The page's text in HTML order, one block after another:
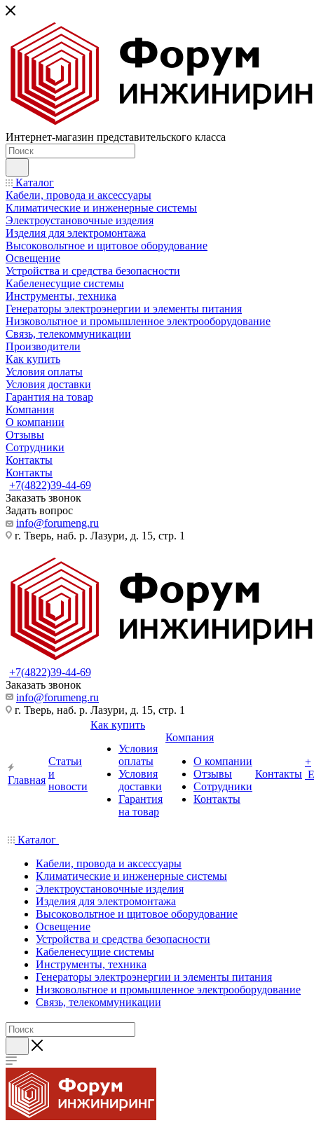
Интернет-магазин представительского класса
Каталог
Кабели, провода и аксессуары
Климатические и инженерные системы
Электроустановочные изделия
Изделия для электромонтажа
Высоковольтное и щитовое оборудование
Освещение
Устройства и средства безопасности
Кабеленесущие системы
Инструменты, техника
Генераторы электроэнергии и элементы питания
Низковольтное и промышленное электрооборудование
Связь, телекоммуникации
Производители
Как купить
Условия оплаты
Условия доставки
Гарантия на товар
Компания
О компании
Отзывы
Сотрудники
Контакты
Контакты
+7(4822)39-44-69
Заказать звонок
Задать вопрос
info@forumeng.ru
г. Тверь, наб. р. Лазури, д. 15, стр. 1
+7(4822)39-44-69
Заказать звонок
info@forumeng.ru
г. Тверь, наб. р. Лазури, д. 15, стр. 1
Главная
Статьи
и
новости
Как купить
Условия
оплаты
Условия
доставки
Гарантия
на товар
Компания
О компании
Отзывы
Сотрудники
Контакты
Контакты
+
Каталог
Кабели, провода и аксессуары
Климатические и инженерные системы
Электроустановочные изделия
Изделия для электромонтажа
Высоковольтное и щитовое оборудование
Освещение
Устройства и средства безопасности
Кабеленесущие системы
Инструменты, техника
Генераторы электроэнергии и элементы питания
Низковольтное и промышленное электрооборудование
Связь, телекоммуникации